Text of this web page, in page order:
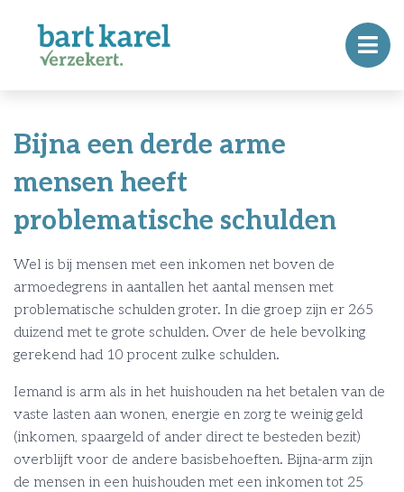
Bijna een derde arme
mensen heeft
problematische schulden
Wel is bij mensen met een inkomen net boven de
armoedegrens in aantallen het aantal mensen met
problematische schulden groter. In die groep zijn er 265
duizend met te grote schulden. Over de hele bevolking
gerekend had 10 procent zulke schulden.
Iemand is arm als in het huishouden na het betalen van de
vaste lasten aan wonen, energie en zorg te weinig geld
(inkomen, spaargeld of ander direct te besteden bezit)
overblijft voor de andere basisbehoeften. Bijna-arm zijn
de mensen in een huishouden met een inkomen tot 25